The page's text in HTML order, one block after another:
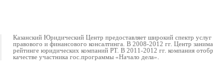
Казанский Юридический Центр предоставляет широкий спектр услуг
правового и финансового консалтинга. В 2008-2012 гг. Центр
рейтинге юридических компаний РТ. В 2011-2012 гг. компания
качестве участника гос.программы «Начало дела».